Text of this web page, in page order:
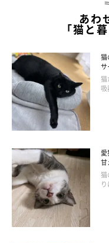
飼い主さんがお風呂に入
猫は多いようです。「何
ドアを開けて、「気づい
お風呂場に入ってきたり
でいる愛猫には、濡れた
イムを楽しませてあげる
あわ
「猫と
猫
サ
猫
猫